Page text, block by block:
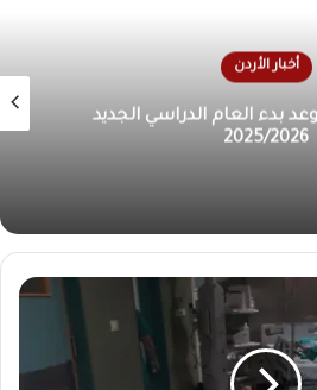
أخبار الأردن
الأوضاع الإقليمية.. الأمن العام
من أي أجسام غريبة